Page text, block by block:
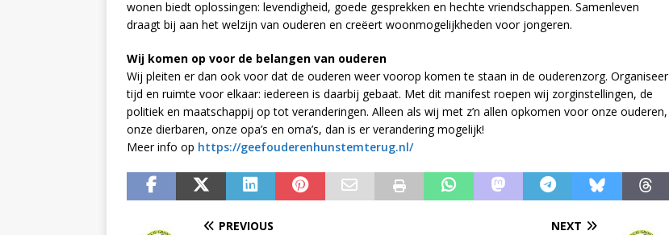
wonen biedt oplossingen: levendigheid, goede gesprekken en hechte vriendschappen. Samenleven
draagt bij aan het welzijn van ouderen en creëert woonmogelijkheden voor jongeren.
Wij komen op voor de belangen van ouderen
Wij pleiten er dan ook voor dat de ouderen weer voorop komen te staan in de ouderenzorg. Organiseer
tijd en ruimte voor elkaar: iedereen is daarbij gebaat. Met dit manifest roepen wij zorginstellingen, de
politiek en maatschappij op tot veranderingen. Alleen als wij met z’n allen opkomen voor onze ouderen,
onze dierbaren, onze opa’s en oma’s, dan is er verandering mogelijk!
Meer info op https://geefouderenhunstemterug.nl/
PREVIOUS NEXT